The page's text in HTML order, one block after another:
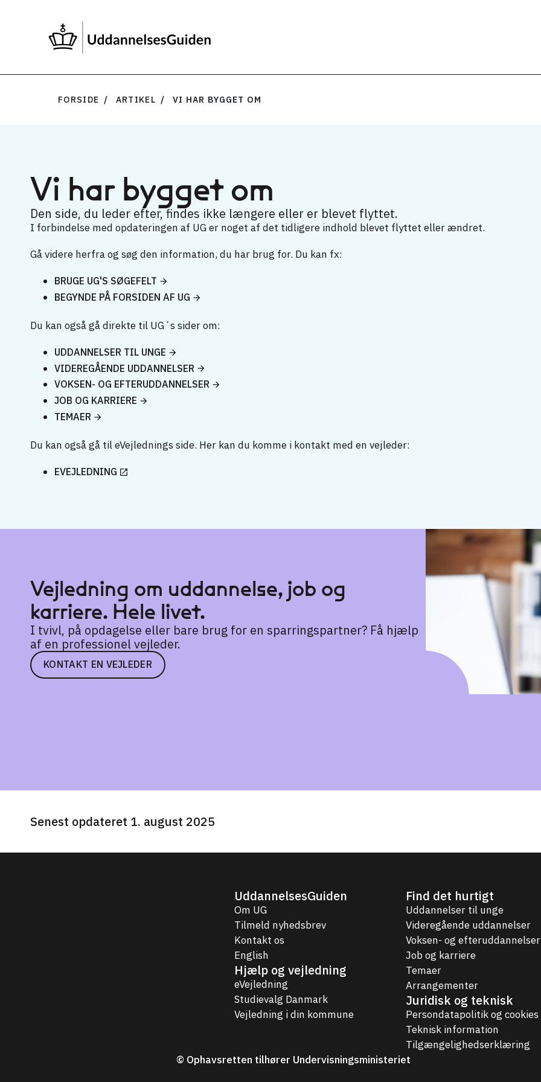
FORSIDE ARTIKEL VI HAR BYGGET OM
Vi har bygget om
Den side, du leder efter, findes ikke længere eller er blevet flyttet.
I forbindelse med opdateringen af UG er noget af det tidligere indhold blevet flyttet eller ændret.
Gå videre herfra og søg den information, du har brug for. Du kan fx:
BRUGE UG'S SØGEFELT
BEGYNDE PÅ FORSIDEN AF UG
Du kan også gå direkte til UG´s sider om:
UDDANNELSER TIL UNGE
VIDEREGÅENDE UDDANNELSER
VOKSEN- OG EFTERUDDANNELSER
JOB OG KARRIERE
TEMAER
Du kan også gå til eVejlednings side. Her kan du komme i kontakt med en vejleder:
EVEJLEDNING
Vejledning om uddannelse, job og
karriere. Hele livet.
I tvivl, på opdagelse eller bare brug for en sparringspartner? Få hjælp
af en professionel vejleder.
KONTAKT EN VEJLEDER
Senest opdateret 1. august 2025
UddannelsesGuiden
Om UG
Tilmeld nyhedsbrev
Kontakt os
English
Hjælp og vejledning
eVejledning
Studievalg Danmark
Vejledning i din kommune
Find det hurtigt
Uddannelser til unge
Videregående uddannelser
Voksen- og efteruddannelser
Job og karriere
Temaer
Arrangementer
Juridisk og teknisk
Persondatapolitik og cookies
Teknisk information
Tilgængelighedserklæring
© Ophavsretten tilhører Undervisningsministeriet